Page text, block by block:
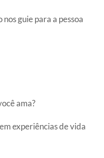
guie para a pessoa
ama?
experiências de vida